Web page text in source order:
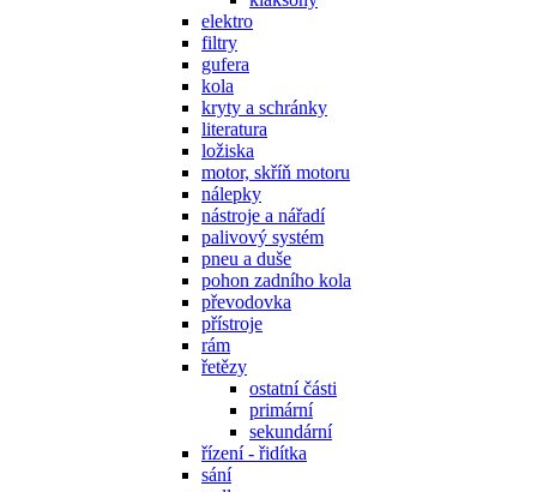
elektro
filtry
gufera
kola
kryty a schránky
literatura
ložiska
motor, skříň motoru
nálepky
nástroje a nářadí
palivový systém
pneu a duše
pohon zadního kola
převodovka
přístroje
rám
řetězy
ostatní části
primární
sekundární
řízení - řidítka
sání